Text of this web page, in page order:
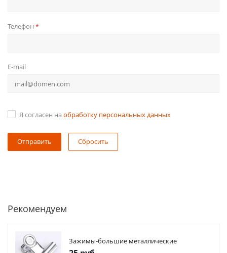
Телефон *
E-mail
Я согласен на обработку персональных данных
Сбросить
Рекомендуем
Зажимы-большие металлические